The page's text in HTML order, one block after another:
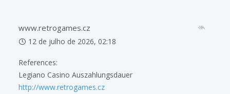
www.retrogames.cz
12 de julho de 2026, 02:18
References:
Legiano Casino Auszahlungsdauer
http://www.retrogames.cz